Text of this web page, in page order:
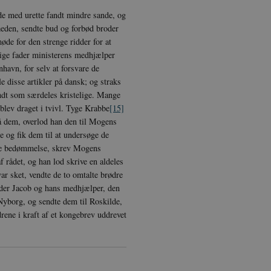
med urette fandt mindre sande, og
sendte bud og forbød broder
for den strenge ridder for at
fader ministerens medhjælper
for selv at forsvare de
disse artikler på dansk; og straks
som særdeles kristelige. Mange
draget i tvivl. Tyge Krabbe[15]
overlod han den til Mogens
og fik dem til at undersøge de
skrev Mogens
og han lod skrive en aldeles
sket, vendte de to omtalte brødre
Jacob og hans medhjælper, den
og sendte dem til Roskilde,
i kraft af et kongebrev uddrevet
at gøre hjemmesiden brugbar ved at aktivere nogle grundlæggende funktioner
uden disse cookies.
/ Domæne Udløb
Association
Session
Inc.
Inc.
Corporation
data.net
1 år
1 dag
minutter